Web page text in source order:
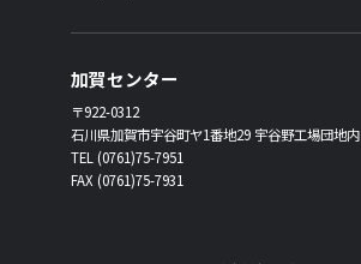
加賀センター
〒922-0312
石川県加賀市宇谷町ヤ1番地29 宇谷野工場団地内
TEL (0761)75-7951
FAX (0761)75-7931